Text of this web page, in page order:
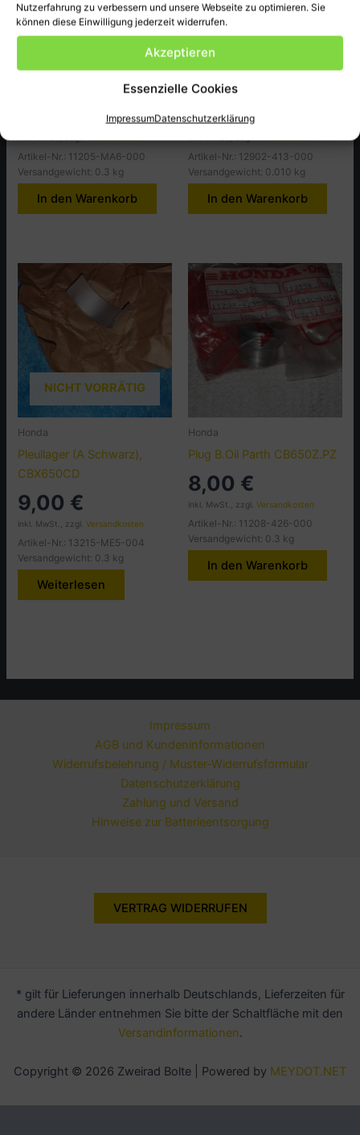
Nutzerfahrung zu verbessern und unsere Webseite zu optimieren. Sie
können diese Einwilligung jederzeit widerrufen.
Akzeptieren
Essenzielle Cookies
ImpressumDatenschutzerklärung
Drifice ,Oil Contl. CBX400C
Artikel-Nr.: 11205-MA6-000
Versandgewicht: 0.3 kg
In den Warenkorb
Olifice, Oil Contl.CB400T-PA
6,00€
Artikel-Nr.: 12902-413-000
Versandgewicht: 0.010 kg
In den Warenkorb
NICHT VORRÄTIG
Honda
Pleullager (A Schwarz),
CBX650CD
9,00 €
inkl. MwSt., zzgl.Versandkosten
Artikel-Nr.: 13215-ME5-004
Versandgewicht: 0.3 kg
Weiterlesen
Honda
Plug B.Oil Parth CB650Z.PZ
8,00 €
inkl. MwSt., zzgl. Versandkosten
Artikel-Nr.: 11208-426-000
Versandgewicht: 0.3 kg
In den Warenkorb
Impressum
AGB und Kundeninformationen
Widerrufsbelehrung / Muster-Widerrufsformular
Datenschutzerklärung
Zahlung und Versand
Hinweise zur Batterieentsorgung
VERTRAG WIDERRUFEN
* gilt für Lieferungen innerhalb Deutschlands, Lieferzeiten für
andere Länder entnehmen Sie bitte der Schaltfläche mit den
Versandinformationen.
Copyright © 2026 Zweirad Bolte | Powered by MEYDOT.NET